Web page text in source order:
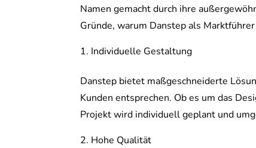
Namen gemacht durch ihre
Gründe, warum Danstep als
Individuelle Gestaltung
Danstep bietet maßgeschneiderte
Kunden entsprechen. Ob es um das
Projekt wird individuell geplant und
Hohe Qualität